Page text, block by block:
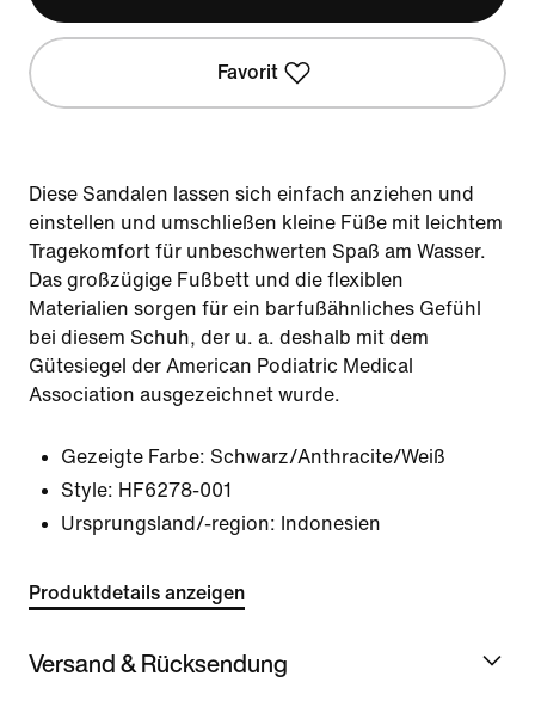
Favorit
Diese Sandalen lassen sich einfach anziehen und
einstellen und umschließen kleine Füße mit leichtem
Tragekomfort für unbeschwerten Spaß am Wasser.
Das großzügige Fußbett und die flexiblen
Materialien sorgen für ein barfußähnliches Gefühl
bei diesem Schuh, der u. a. deshalb mit dem
Gütesiegel der American Podiatric Medical
Association ausgezeichnet wurde.
Gezeigte Farbe: Schwarz/Anthracite/Weiß
Style: HF6278-001
Ursprungsland/-region: Indonesien
Produktdetails anzeigen
Versand & Rücksendung